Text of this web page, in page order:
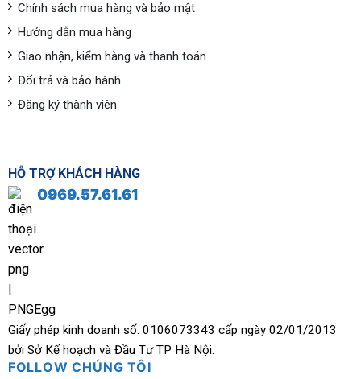
Chính sách mua hàng và bảo mật
Hướng dẫn mua hàng
Giao nhận, kiểm hàng và thanh toán
Đổi trả và bảo hành
Đăng ký thành viên
HỖ TRỢ KHÁCH HÀNG
0969.57.61.61
Giấy phép kinh doanh số: 0106073343 cấp ngày 02/01/2013
bởi Sở Kế hoạch và Đầu Tư TP Hà Nội.
FOLLOW CHÚNG TÔI